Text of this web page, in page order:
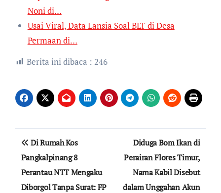
Noni di…
Usai Viral, Data Lansia Soal BLT di Desa
Permaan di…
Berita ini dibaca : 246
Navigasi
pos
Di Rumah Kos
Pangkalpinang 8
Perantau NTT Mengaku
Diborgol Tanpa Surat: FP
Diduga Bom Ikan di
Perairan Flores Timur,
Nama Kabil Disebut
dalam Unggahan Akun